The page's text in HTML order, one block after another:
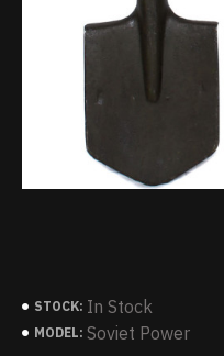
STOCK: In Stock
MODEL: Soviet Power